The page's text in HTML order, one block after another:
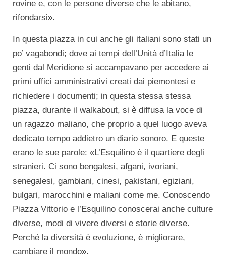
rovine e, con le persone diverse che le abitano,
rifondarsi».
In questa piazza in cui anche gli italiani sono stati un
po’ vagabondi; dove ai tempi dell’Unità d’Italia le
genti dal Meridione si accampavano per accedere ai
primi uffici amministrativi creati dai piemontesi e
richiedere i documenti; in questa stessa stessa
piazza, durante il walkabout, si è diffusa la voce di
un ragazzo maliano, che proprio a quel luogo aveva
dedicato tempo addietro un diario sonoro. E queste
erano le sue parole: «L’Esquilino è il quartiere degli
stranieri. Ci sono bengalesi, afgani, ivoriani,
senegalesi, gambiani, cinesi, pakistani, egiziani,
bulgari, marocchini e maliani come me. Conoscendo
Piazza Vittorio e l’Esquilino conoscerai anche culture
diverse, modi di vivere diversi e storie diverse.
Perché la diversità è evoluzione, è migliorare,
cambiare il mondo».